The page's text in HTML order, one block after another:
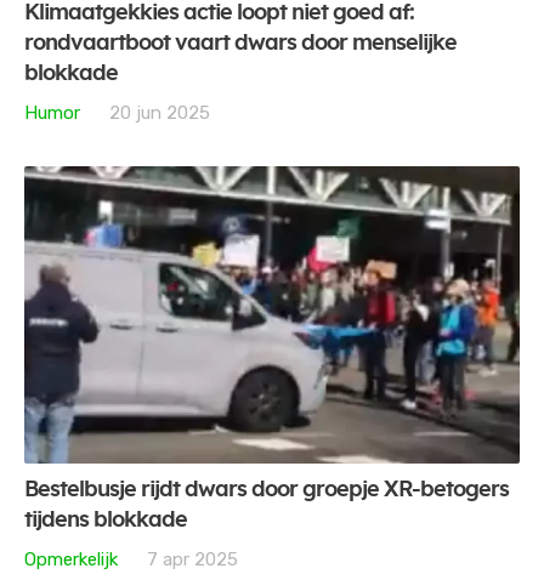
Klimaatgekkies actie loopt niet goed af:
rondvaartboot vaart dwars door menselijke
blokkade
Humor
20 jun 2025
Bestelbusje rijdt dwars door groepje XR-betogers
tijdens blokkade
Opmerkelijk
7 apr 2025